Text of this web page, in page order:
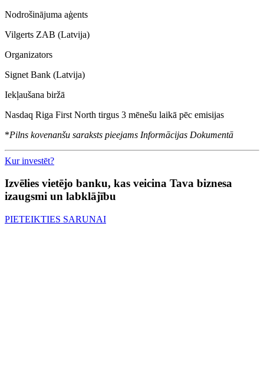
Nodrošinājuma aģents
Vilgerts ZAB (Latvija)
Organizators
Signet Bank (Latvija)
Iekļaušana biržā
Nasdaq Riga First North tirgus 3 mēnešu laikā pēc emisijas
*Pilns kovenanšu saraksts pieejams Informācijas Dokumentā
Kur investēt?
Izvēlies vietējo banku, kas veicina Tava biznesa
izaugsmi un labklājību
PIETEIKTIES SARUNAI